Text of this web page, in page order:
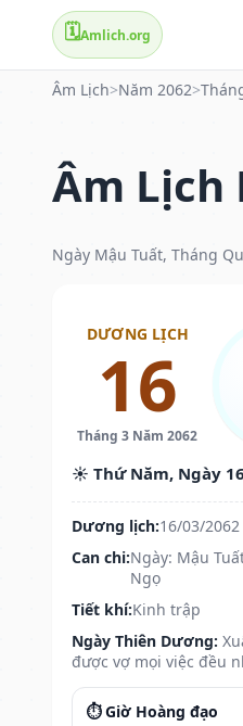
🗓️Amlich.org
Âm Lịch>Năm 2062>
Âm Lịch
Ngày Mậu Tuất, Tháng
DƯƠNG LỊCH
16
Tháng 3 Năm 2062
☀️ Thứ Năm, Ngày
Dương lịch:16/03/2062
Can chi:Ngày: Mậu
Ngọ
Tiết khí:Kinh trập
Ngày Thiên Dương:
được vợ mọi việc đều
⏱️ Giờ Hoàng đạo